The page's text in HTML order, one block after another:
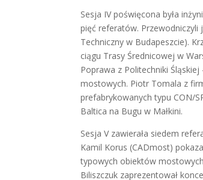
Sesja IV poświęcona była
pięć referatów.
Techniczny w Budapeszcie).
ciągu Trasy Średnicowej w
Poprawa z Politechniki
mostowych. Piotr Tomala z
prefabrykowanych typu CON/
Baltica na Bugu w Małkini.
Sesja V zawierała siedem
Kamil Korus (CADmost)
typowych obiektów
Biliszczuk zaprezentował